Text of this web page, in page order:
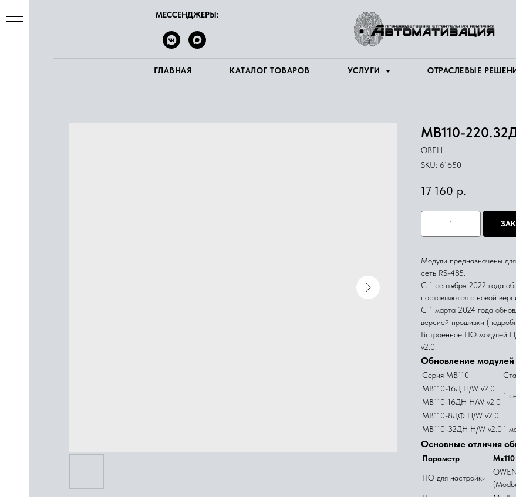
МЕССЕНДЖЕРЫ:
ГЛАВНАЯ КАТАЛОГ ТОВАРОВ УСЛУГИ ОТРАСЛЕВЫЕ
МВ110-
ОВЕН
SKU: 61650
17 160 р.
Модули предназначены
сеть RS-485.
С 1 сентября 2022 года
поставляются с новой
С 1 марта 2024 года
версией прошивки
Встроенное ПО модулей
v2.0.
Обновление модулей
Серия МВ110
МВ110-16Д H/W v2.0
1
МВ110-16ДН H/W v2.0
МВ110-8ДФ H/W v2.0
МВ110-32ДН H/W v2.0 1
Основные отличия
Параметр Мх110
ПО для настройки